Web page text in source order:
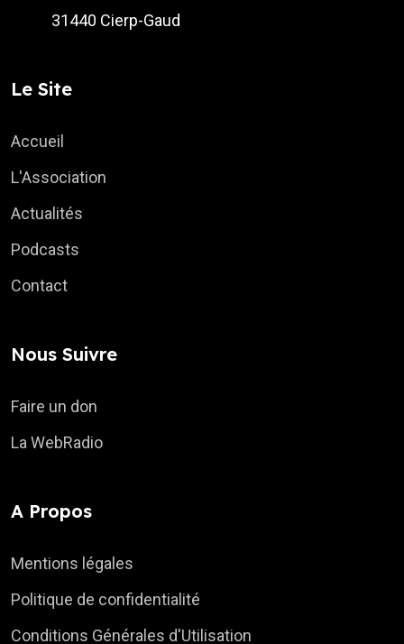
31440 Cierp-Gaud
Le Site
Accueil
L'Association
Actualités
Podcasts
Contact
Nous Suivre
Faire un don
La WebRadio
A Propos
Mentions légales
Politique de confidentialité
Conditions Générales d'Utilisation